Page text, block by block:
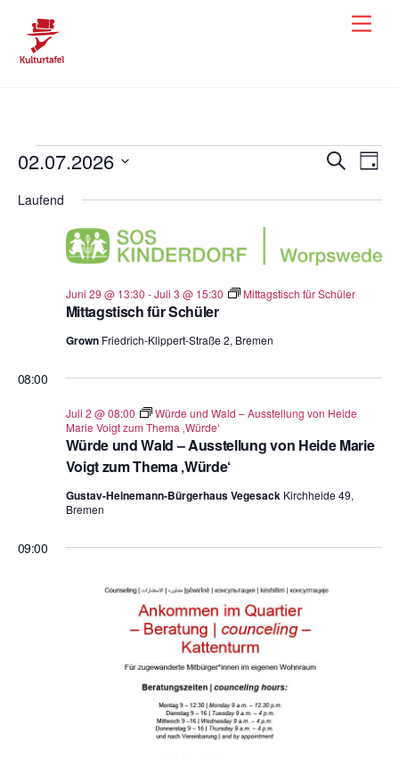
content
Veranstaltungen
für
02.07.26
S
T
g
02.07.2026
a
Laufend
Mittagstisch für Schüler
Juni 29 @ 13:30 -Juli 3 @ 15:30 Mittagstisch für Schüler
Grown Friedrich-Klippert-Straße 2, Bremen
08:00
Würde und Wald – Ausstellung von Heide Marie
Voigt zum Thema ‚Würde‘
Juli 2 @ 08:00
Würde und Wald – Ausstellung von Heide
Marie Voigt zum Thema ‚Würde‘
Gustav-Heinemann-Bürgerhaus Vegesack Kirchheide 49,
Bremen
09:00